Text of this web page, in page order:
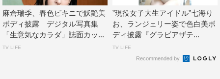
麻倉瑞季、春色ビキニで妖艶美
ボディ披露 デジタル写真集
「生意気なカラダ」誌面カッ...
TV LIFE
”現役女子大生アイドル”七海り
お、ランジェリー姿で色白美ボ
ディ披露『グラビアザテ...
TV LIFE
Recommended by